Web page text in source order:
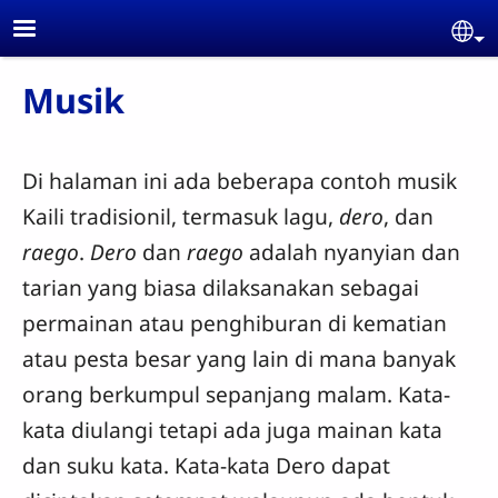
Skip to main content
Musik
Di halaman ini ada beberapa contoh musik
Kaili tradisionil, termasuk lagu, dero, dan
raego. Dero dan raego adalah nyanyian dan
tarian yang biasa dilaksanakan sebagai
permainan atau penghiburan di kematian
atau pesta besar yang lain di mana banyak
orang berkumpul sepanjang malam. Kata-
kata diulangi tetapi ada juga mainan kata
dan suku kata. Kata-kata Dero dapat